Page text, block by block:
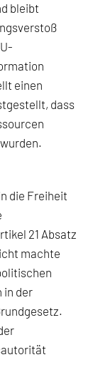
bleibt
einen
dass
die Freiheit
21 Absatz
machte
in der